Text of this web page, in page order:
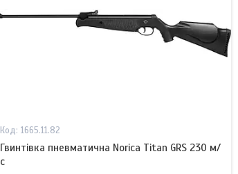
1665.11.82
Гвинтівка пневматична Norica Titan GRS 230 м/
с